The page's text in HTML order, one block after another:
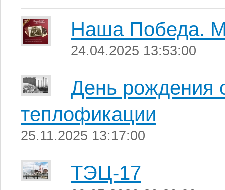
Наша Победа.
24.04.2025 13:53:00
День рождения
теплофикации
25.11.2025 13:17:00
ТЭЦ-17